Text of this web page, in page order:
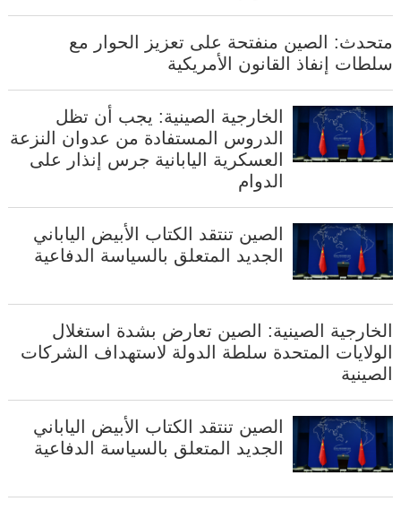
متحدث: الصين منفتحة على تعزيز الحوار مع
سلطات إنفاذ القانون الأمريكية
الخارجية الصينية: يجب أن تظل
الدروس المستفادة من عدوان النزعة
العسكرية اليابانية جرس إنذار على
الدوام
الصين تنتقد الكتاب الأبيض الياباني
الجديد المتعلق بالسياسة الدفاعية
الخارجية الصينية: الصين تعارض بشدة استغلال
الولايات المتحدة سلطة الدولة لاستهداف الشركات
الصينية
الصين تنتقد الكتاب الأبيض الياباني
الجديد المتعلق بالسياسة الدفاعية